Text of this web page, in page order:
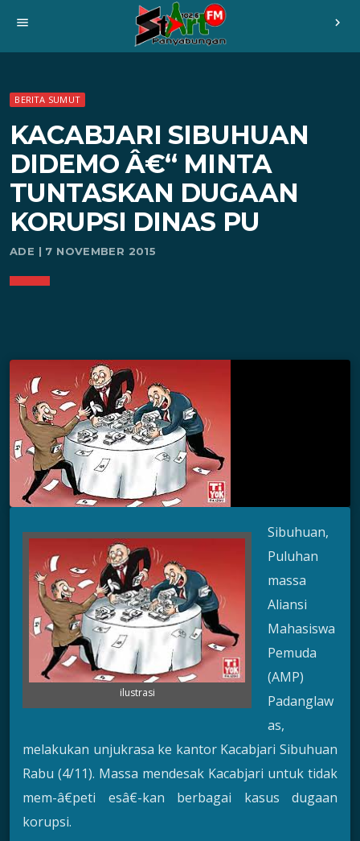
menu chevron_right
BERITA SUMUT
KACABJARI SIBUHUAN
DIDEMO Â€“ MINTA
TUNTASKAN DUGAAN
KORUPSI DINAS PU
ADE | 7 NOVEMBER 2015
ilustrasi
Sibuhuan,
Puluhan
massa
Aliansi
Mahasiswa
Pemuda
(AMP)
Padanglaw
as,
melakukan unjukrasa ke kantor Kacabjari Sibuhuan
Rabu (4/11). Massa mendesak Kacabjari untuk tidak
mem-â€peti esâ€-kan berbagai kasus dugaan
korupsi.